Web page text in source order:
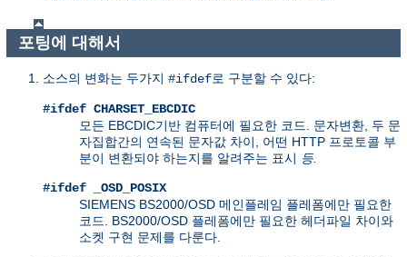
포팅에 대해서
소스의 변화는 두가지 #ifdef로 구분할 수 있다:
#ifdef CHARSET_EBCDIC
모든 EBCDIC기반 컴퓨터에 필요한 코드. 문자변환, 두 문
자집합간의 연속된 문자값 차이, 어떤 HTTP 프로토콜 부
분이 변환되야 하는지를 알려주는 표시 등.
#ifdef _OSD_POSIX
SIEMENS BS2000/OSD 메인플레임 플레폼에만 필요한
코드. BS2000/OSD 플레폼에만 필요한 헤더파일 차이와
소켓 구현 문제를 다룬다.